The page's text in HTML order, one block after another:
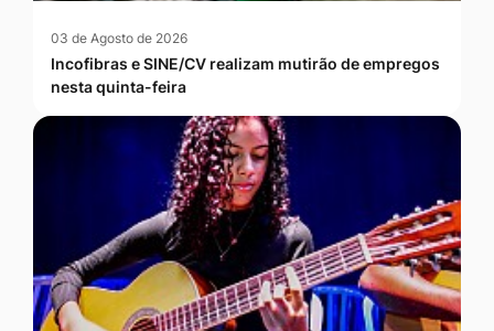
03 de Agosto de 2026
Incofibras e SINE/CV realizam mutirão de empregos
nesta quinta-feira